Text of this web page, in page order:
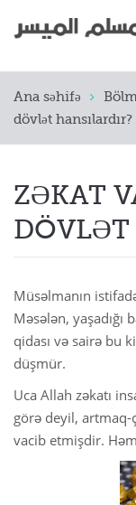
Giriş
الأقسام
Shqip
English
Français
Hausa
Bahasa
Қазақ
Ana səhifə
dövlət hansılardır?
ZƏKAT
DÖVLƏT
Müsəlmanın
Məsələn, yaşadığı
qidası və sairə bu
düşmür.
Uca Allah zəkatı
görə deyil,
vacib etmişdir.